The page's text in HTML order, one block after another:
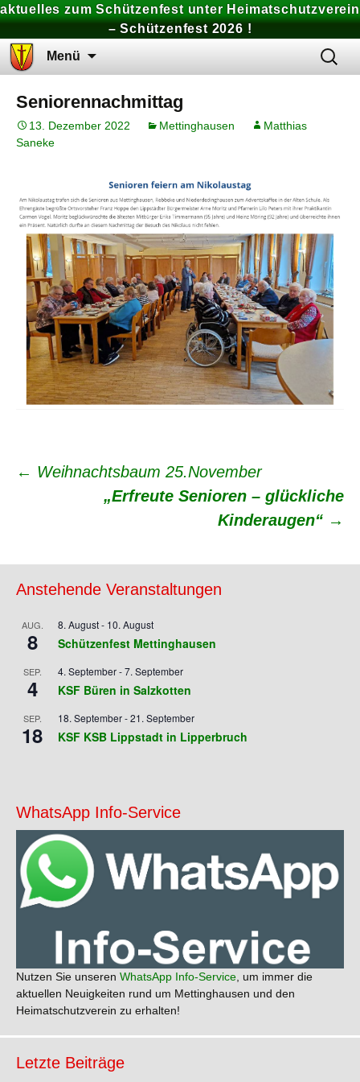
aktuelles zum Schützenfest unter Heimatschutzverein
– Schützenfest 2026 !
Menü
Suchen
nach:
Seniorennachmittag
13. Dezember 2022 Mettinghausen
Matthias
Saneke
Beitrags-
← Weihnachtsbaum 25.November
„Erfreute Senioren – glückliche
Kinderaugen“ →
Anstehende Veranstaltungen
AUG.
8
8. August- 10. August
Schützenfest Mettinghausen
SEP.
4
4. September-7. September
KSF Büren in Salzkotten
SEP.
18
18. September-21. September
KSF KSB Lippstadt in Lipperbruch
WhatsApp Info-Service
Nutzen Sie unseren WhatsApp Info-Service, um immer die
aktuellen Neuigkeiten rund um Mettinghausen und den
Heimatschutzverein zu erhalten!
Letzte Beiträge